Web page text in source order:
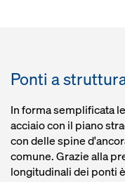
Ponti a
In forma semplificata
acciaio con il piano
con delle spine
comune. Grazie alla
longitudinali dei ponti